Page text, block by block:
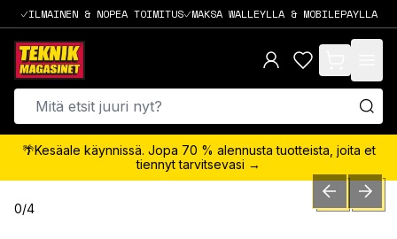
ILMAINEN & NOPEA TOIMITUS MAKSA WALLEYLLA & MOBILEPAYLLA
items in cart,
🌴Kesäale käynnissä. Jopa 70 % alennusta tuotteista, joita et
tiennyt tarvitsevasi →
0/4 PREVIOUSNEXT